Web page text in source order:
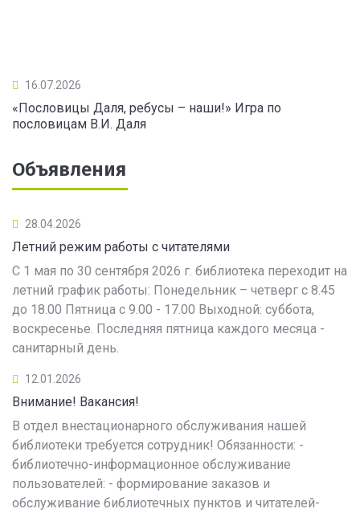
16.07.2026
«Пословицы Даля, ребусы – наши!» Игра по
пословицам В.И. Даля
Объявления
28.04.2026
Летний режим работы с читателями
С 1 мая по 30 сентября 2026 г. библиотека переходит на
летний график работы: Понедельник – четверг с 8.45
до 18.00 Пятница с 9.00 - 17.00 Выходной: суббота,
воскресенье. Последняя пятница каждого месяца -
санитарный день.
12.01.2026
Внимание! Вакансия!
В отдел внестационарного обслуживания нашей
библиотеки требуется сотрудник! Обязанности: -
библиотечно-информационное обслуживание
пользователей: - формирование заказов и
обслуживание библиотечных пунктов и читателей-